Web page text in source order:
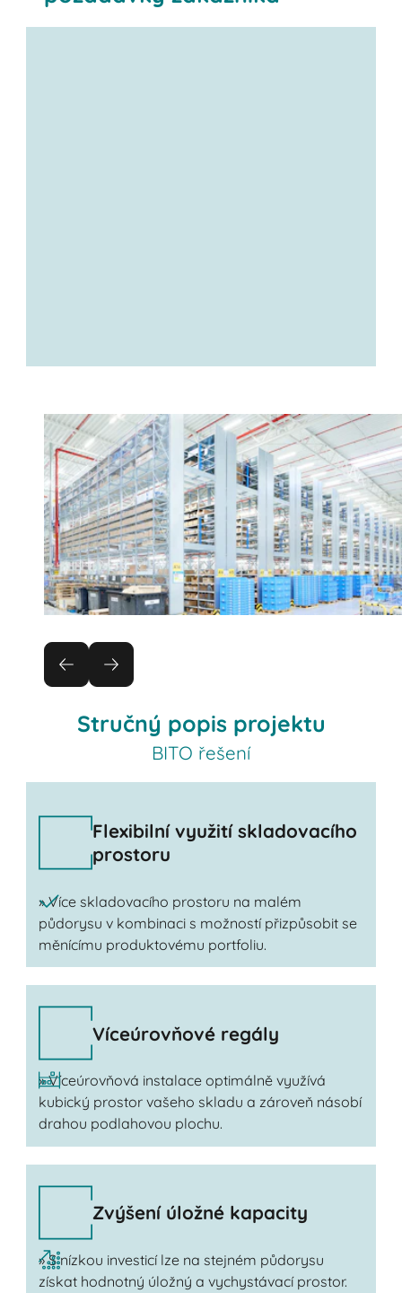
Stručný popis projektu
BITO řešení
Flexibilní využití skladovacího
prostoru
» Více skladovacího prostoru na malém
půdorysu v kombinaci s možností přizpůsobit se
měnícímu produktovému portfoliu.
Víceúrovňové regály
» Víceúrovňová instalace optimálně využívá
kubický prostor vašeho skladu a zároveň násobí
drahou podlahovou plochu.
Zvýšení úložné kapacity
» S nízkou investicí lze na stejném půdorysu
získat hodnotný úložný a vychystávací prostor.